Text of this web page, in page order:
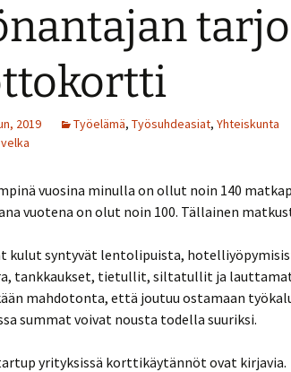
2019 Työelämä, Työsuhdeasiat, Yhteiskunta
velka
vuosina minulla on ollut noin 140
vuotena on olut noin 100. Tällainen
kulut syntyvät lentolipuista,
tankkaukset, tietullit, siltatullit ja
mahdotonta, että joutuu ostamaan
summat voivat nousta todella suuriksi.
yrityksissä korttikäytännöt ovat kirjavia.